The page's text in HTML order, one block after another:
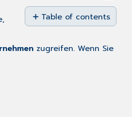
Save
as
PDF
Table of contents
No
zugreifen. Wenn Sie